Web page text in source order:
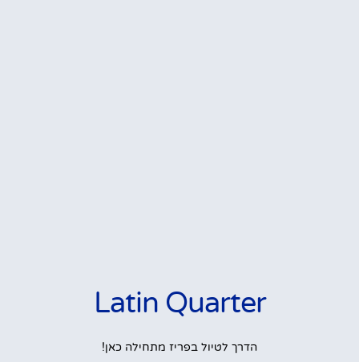
Latin Quarter
הדרך לטיול בפריז מתחילה כאן!